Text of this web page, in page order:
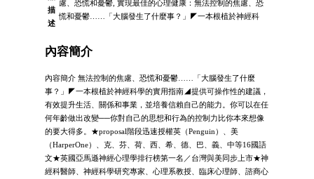
描
述
慮、恐慌和憂鬱, 實現最佳的心理健康：無法控制的焦慮、恐
慌和憂鬱……「大腦發生了什麼事？」◤一本根植於神經科
內容簡介
內容簡介 無法控制的焦慮、恐慌和憂鬱……「大腦發生了什麼
事？」◤一本根植於神經科學的實用指南◢提供可操作性的建議，
有效提升生活、關係和事業，並培養信賴自己的能力。你可以在任
何年齡做出改變──你對自己的思想和行為的控制力比你本來想像
的要大得多。★proposal階段迅速授權英（Penguin）、美
（HarperOne）、克、芬、荷、西、希、德、巴、義、中等16國語
文★英國亞馬遜神經心理學排行榜第一名／台灣與美同步上市★神
經科醫師、神經科學研究專家、心理系教授、臨床心理師、諮商心